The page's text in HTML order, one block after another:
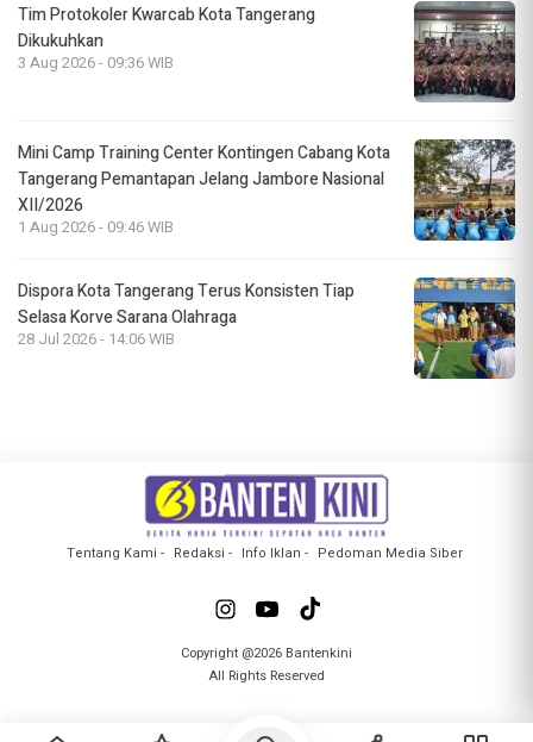
Tim Protokoler Kwarcab Kota Tangerang
Dikukuhkan
3 Aug 2026 - 09:36 WIB
Mini Camp Training Center Kontingen Cabang Kota
Tangerang Pemantapan Jelang Jambore Nasional
XII/2026
1 Aug 2026 - 09:46 WIB
Dispora Kota Tangerang Terus Konsisten Tiap
Selasa Korve Sarana Olahraga
28 Jul 2026 - 14:06 WIB
Tentang Kami Redaksi Info Iklan Pedoman Media Siber
Copyright @2026 Bantenkini
All Rights Reserved